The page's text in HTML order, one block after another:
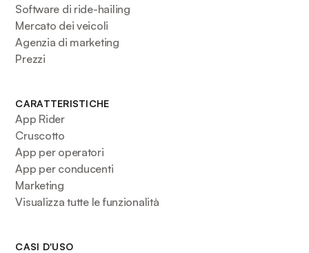
Software di ride-hailing
Mercato dei veicoli
Agenzia di marketing
Prezzi
CARATTERISTICHE
App Rider
Cruscotto
App per operatori
App per conducenti
Marketing
Visualizza tutte le funzionalità
CASI D'USO